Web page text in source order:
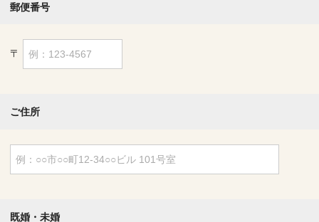
郵便番号
〒
ご住所
既婚・未婚